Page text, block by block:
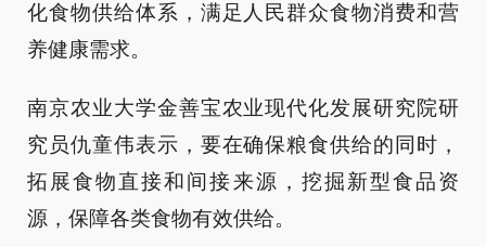
化食物供给体系，满足人民群众食物消费和营
养健康需求。
南京农业大学金善宝农业现代化发展研究院研
究员仇童伟表示，要在确保粮食供给的同时，
拓展食物直接和间接来源，挖掘新型食品资
源，保障各类食物有效供给。